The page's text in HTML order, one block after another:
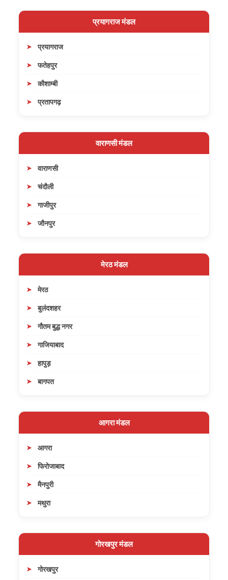
प्रयागराज मंडल
प्रयागराज
फतेहपुर
कौशाम्बी
प्रतापगढ़
वाराणसी मंडल
वाराणसी
चंदौली
गाजीपुर
जौनपुर
मेरठ मंडल
मेरठ
बुलंदशहर
गौतम बुद्ध नगर
गाजियाबाद
हापुड़
बागपत
आगरा मंडल
आगरा
फिरोजाबाद
मैनपुरी
मथुरा
गोरखपुर मंडल
गोरखपुर